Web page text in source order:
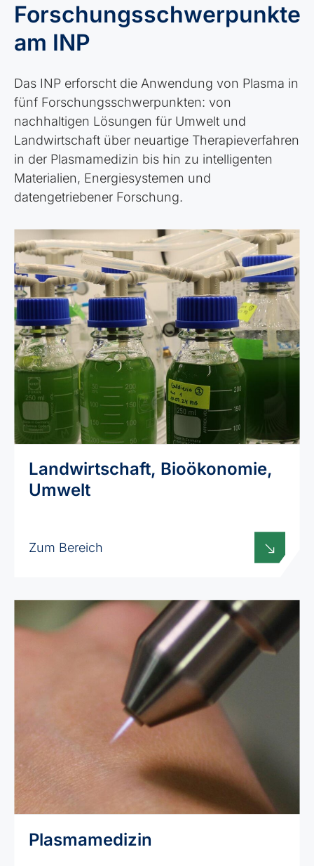
Forschungsschwerpunkte
am INP
Das INP erforscht die Anwendung von Plasma in
fünf Forschungsschwerpunkten: von
nachhaltigen Lösungen für Umwelt und
Landwirtschaft über neuartige Therapieverfahren
in der Plasmamedizin bis hin zu intelligenten
Materialien, Energiesystemen und
datengetriebener Forschung.
Landwirtschaft, Bioökonomie,
Umwelt
Zum Bereich
Plasmamedizin